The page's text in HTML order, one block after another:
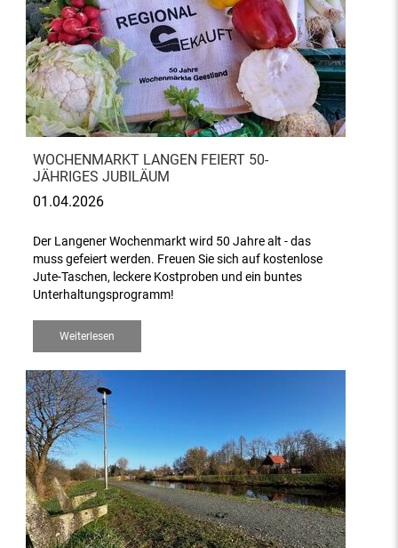
WOCHENMARKT LANGEN FEIERT 50-
JÄHRIGES JUBILÄUM
01.04.2026
Der Langener Wochenmarkt wird 50 Jahre alt - das
muss gefeiert werden. Freuen Sie sich auf kostenlose
Jute-Taschen, leckere Kostproben und ein buntes
Unterhaltungsprogramm!
Weiterlesen